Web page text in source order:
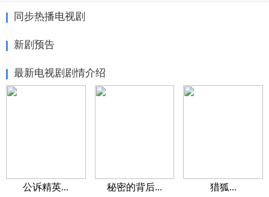
同步热播电视剧
新剧预告
最新电视剧剧情介绍
公诉精英... 秘密的背后... 猎狐...